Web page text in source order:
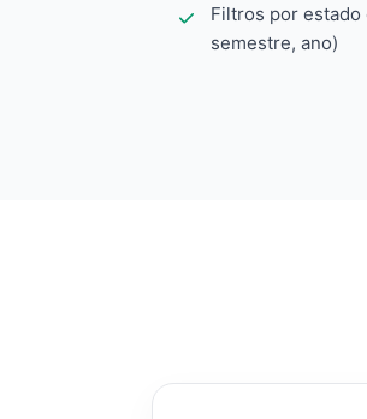
Filtros por estado
semestre, ano)